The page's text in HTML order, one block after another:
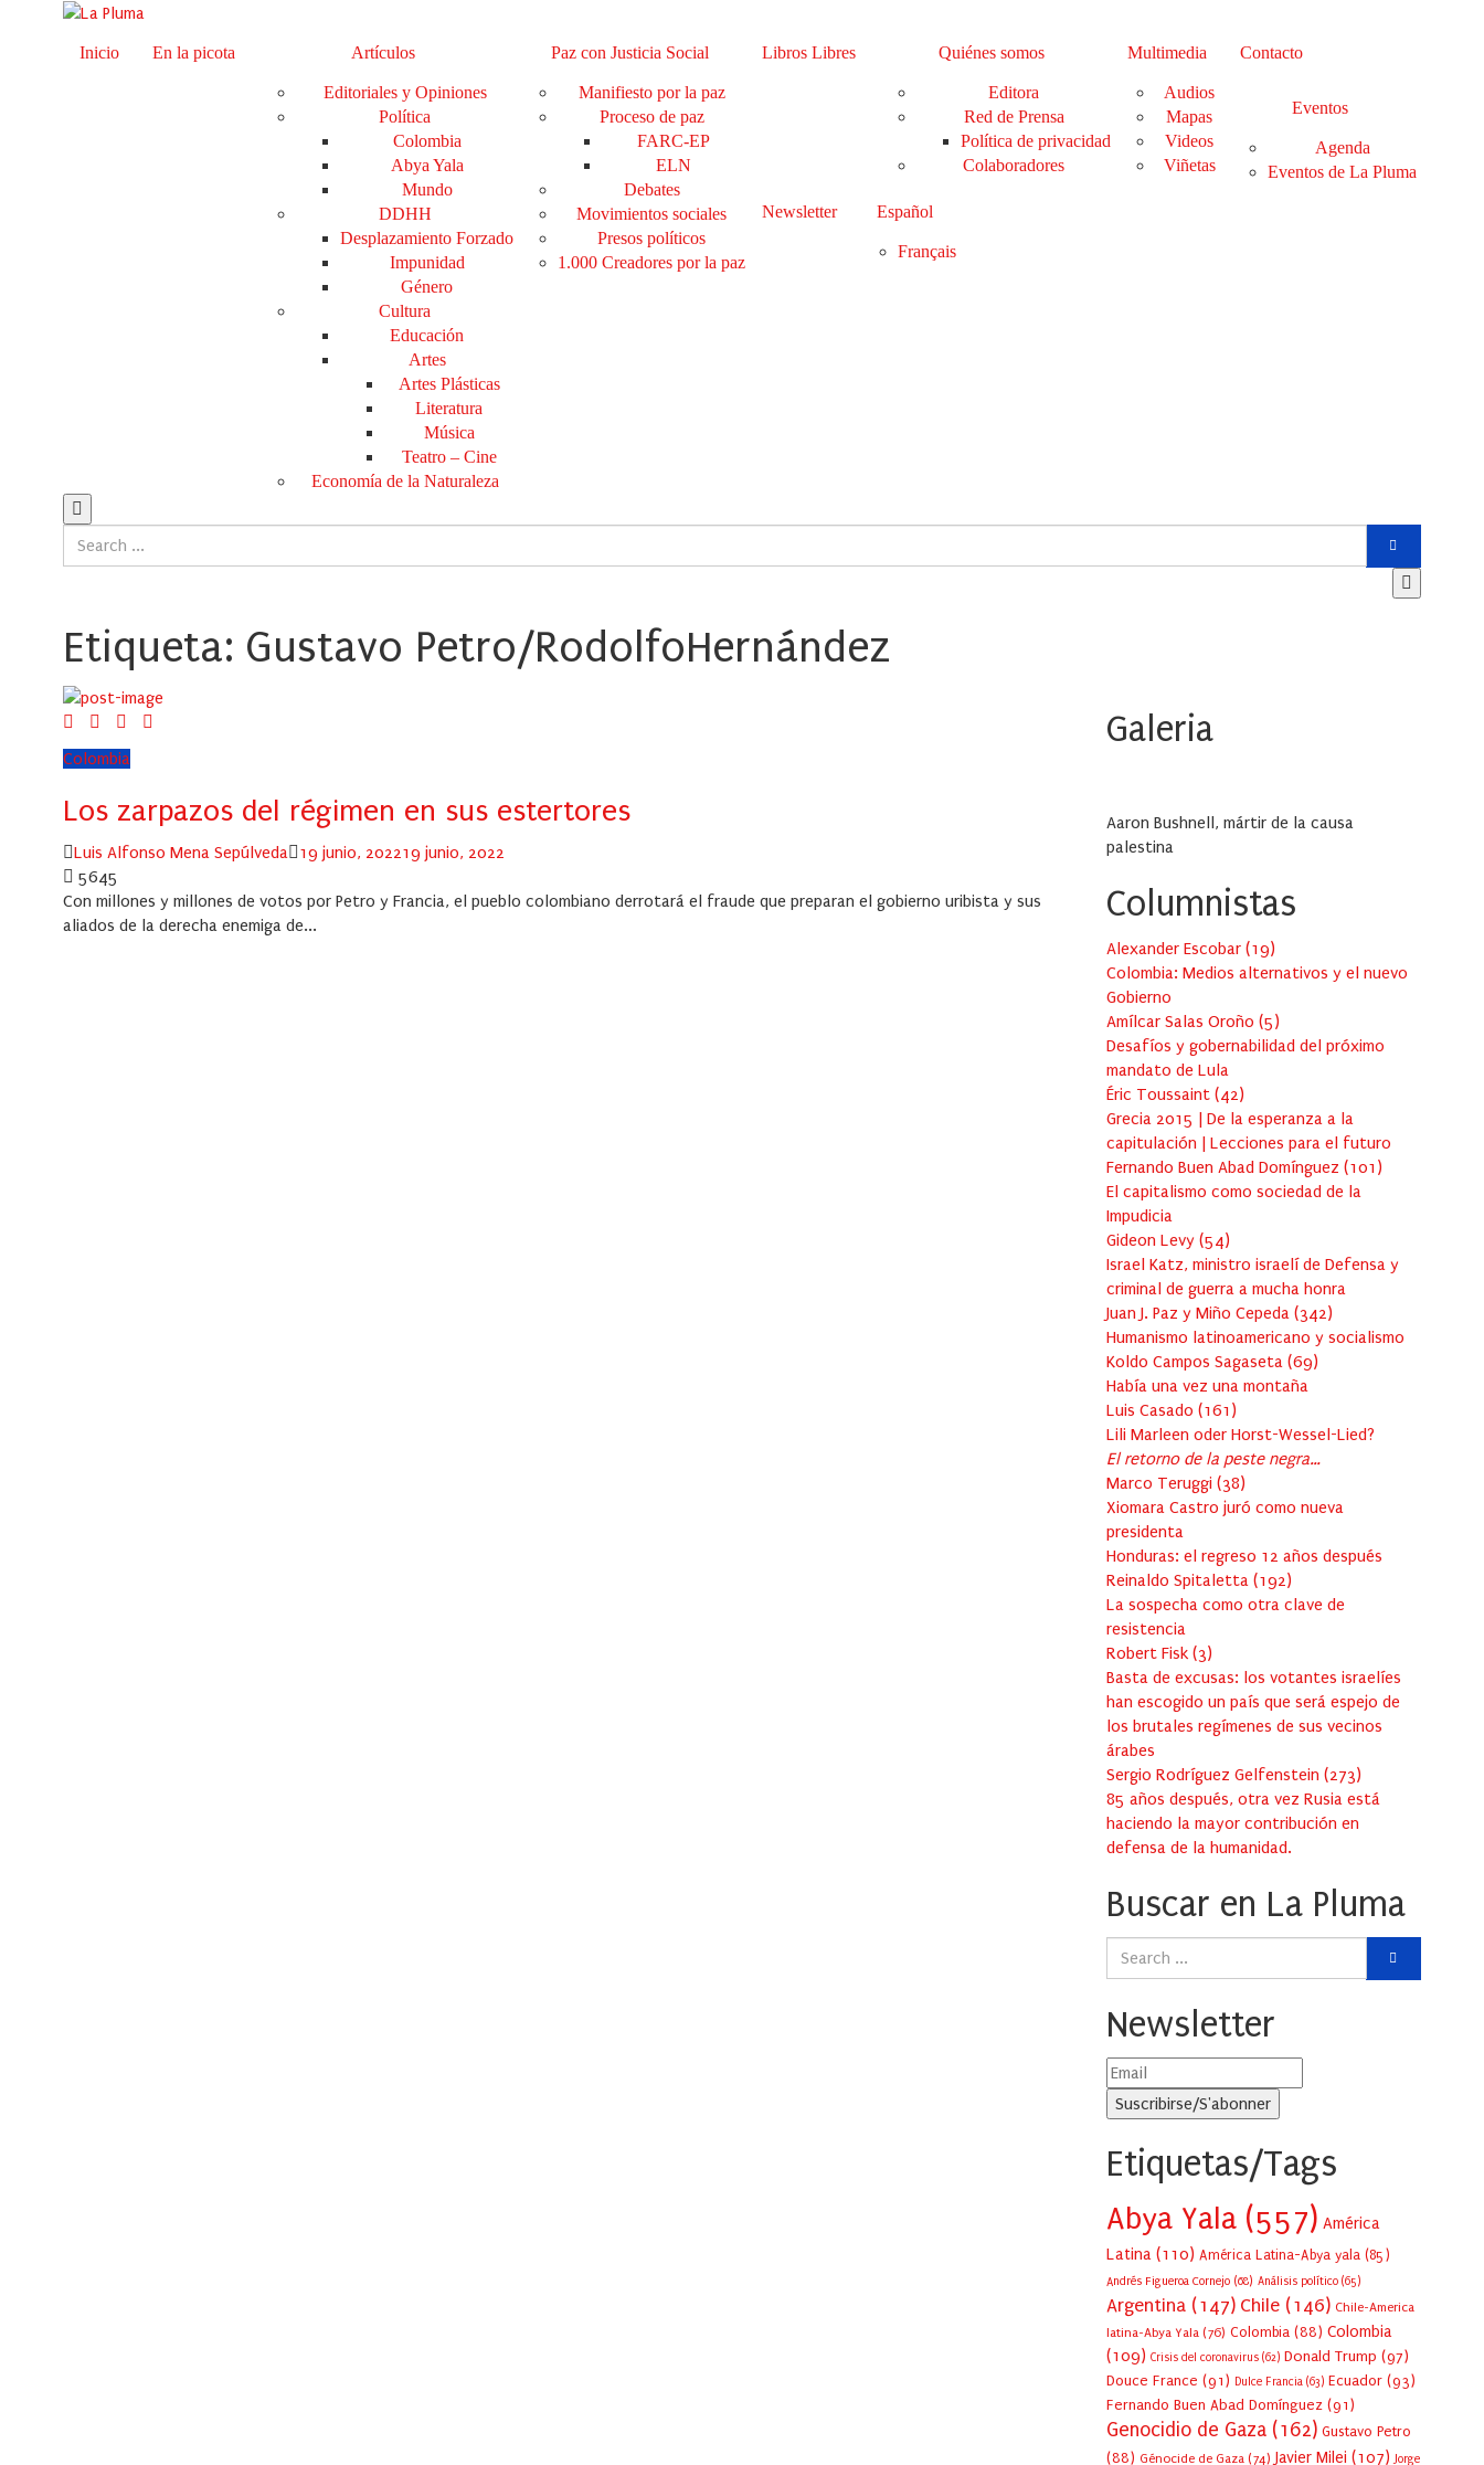
Inicio En la picota Artículos
Editoriales y Opiniones
Política
Colombia
Abya Yala
Mundo
DDHH
Desplazamiento Forzado
Impunidad
Género
Cultura
Educación
Artes
Artes Plásticas
Literatura
Música
Teatro – Cine
Economía de la Naturaleza
Paz con Justicia Social
Manifiesto por la paz
Proceso de paz
FARC-EP
ELN
Debates
Movimientos sociales
Presos políticos
1.000 Creadores por la paz
Libros Libres Quiénes somos
Editora
Red de Prensa
Política de privacidad
Colaboradores
Multimedia
Audios
Mapas
Videos
Viñetas
Contacto
Eventos
Agenda
Eventos de La Pluma
Newsletter Español
Français
Etiqueta: Gustavo Petro/RodolfoHernández
Colombia
Los zarpazos del régimen en sus estertores
Author
Luis Alfonso Mena Sepúlveda
Posted
19 junio, 202219 junio, 2022
5645
Con millones y millones de votos por Petro y Francia, el pueblo colombiano derrotará el fraude que preparan el gobierno uribista y sus
aliados de la derecha enemiga de...
Galeria
Aaron Bushnell, mártir de la causa
palestina
Columnistas
Alexander Escobar (19)
Colombia: Medios alternativos y el nuevo
Gobierno
Amílcar Salas Oroño (5)
Desafíos y gobernabilidad del próximo
mandato de Lula
Éric Toussaint (42)
Grecia 2015 | De la esperanza a la
capitulación | Lecciones para el futuro
Fernando Buen Abad Domínguez (101 )
El capitalismo como sociedad de la
Impudicia
Gideon Levy (54)
Israel Katz, ministro israelí de Defensa y
criminal de guerra a mucha honra
Juan J. Paz y Miño Cepeda (342)
Humanismo latinoamericano y socialismo
Koldo Campos Sagaseta (69)
Había una vez una montaña
Luis Casado (161 )
Lili Marleen oder Horst-Wessel-Lied?
El retorno de la peste negra…
Marco Teruggi (38)
Xiomara Castro juró como nueva
presidenta
Honduras: el regreso 12 años después
Reinaldo Spitaletta (192)
La sospecha como otra clave de
resistencia
Robert Fisk (3)
Basta de excusas: los votantes israelíes
han escogido un país que será espejo de
los brutales regímenes de sus vecinos
árabes
Sergio Rodríguez Gelfenstein (273)
85 años después, otra vez Rusia está
haciendo la mayor contribución en
defensa de la humanidad.
Buscar en La Pluma
Newsletter
Etiquetas/Tags
Abya Yala (557) América
Latina (110) América Latina-Abya yala (85)
Andrés Figueroa Cornejo (68) Análisis político (65)
Argentina (147) Chile (146) Chile-America
latina-Abya Yala (76) Colombia (88) Colombia
(109) Crisis del coronavirus (62) Donald Trump (97)
Douce France (91) Dulce Francia (63) Ecuador (93)
Fernando Buen Abad Domínguez (91)
Genocidio de Gaza (162) Gustavo Petro
(88) Génocide de Gaza (74) Javier Milei (107) Jorge